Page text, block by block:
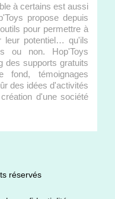
à certains est aussi
propose depuis
pour permettre à
leur potentiel… qu'ils
ou non. Hop'Toys
des supports gratuits
fond, témoignages
des idées d'activités
d'une société
réservés